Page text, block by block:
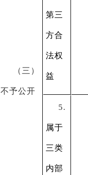
（三）
不予公开
第三
方合
法权
益
5.
属于
三类
内部